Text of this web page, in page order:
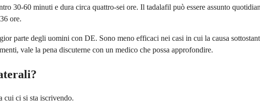
30-60 minuti e dura circa quattro-sei ore. Il tadalafil può essere assunto
ore.
parte degli uomini con DE. Sono meno efficaci nei casi in cui la causa
vale la pena discuterne con un medico che possa approfondire.
cui ci si sta iscrivendo.